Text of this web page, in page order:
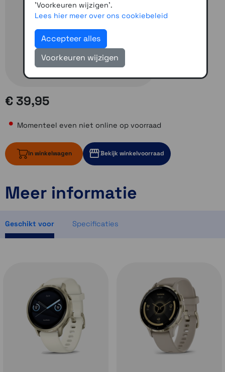
€ 39,95
Momenteel even niet online op voorraad
In winkelwagen Bekijk winkelvoorraad
Momenteel even niet op voorraad
Momenteel even niet op voorraad
Meer informatie
Geschikt voor Specificaties
'Voorkeuren wijzigen'.
Lees hier meer over ons cookiebeleid
Accepteer alles
Voorkeuren wijzigen